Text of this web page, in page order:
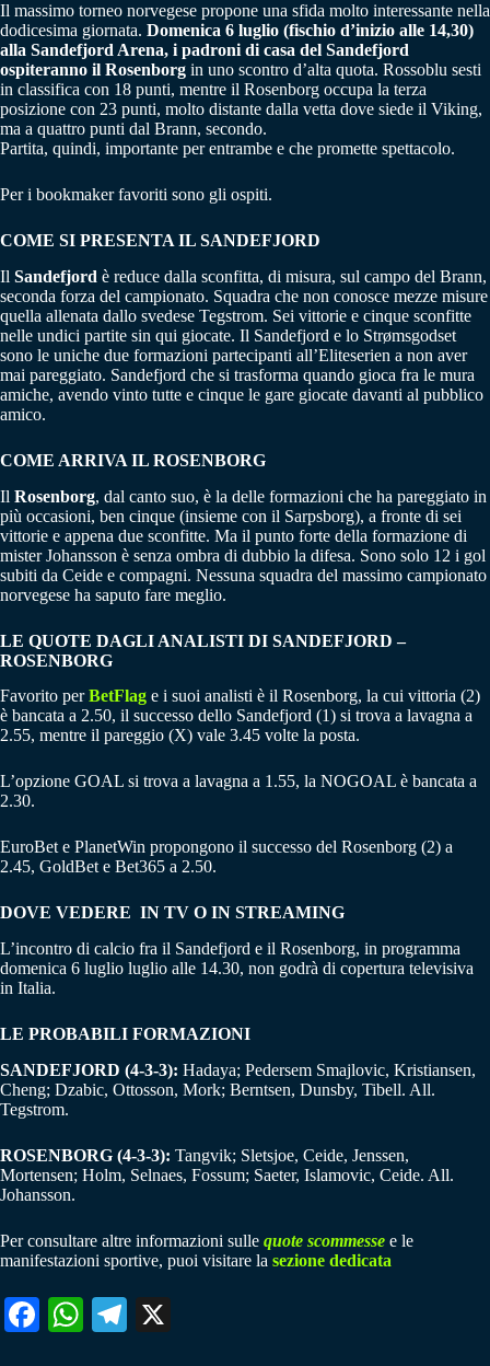
Il massimo torneo norvegese propone una sfida molto interessante nella
dodicesima giornata. Domenica 6 luglio (fischio d’inizio alle 14,30)
alla Sandefjord Arena, i padroni di casa del Sandefjord
ospiteranno il Rosenborg in uno scontro d’alta quota. Rossoblu sesti
in classifica con 18 punti, mentre il Rosenborg occupa la terza
posizione con 23 punti, molto distante dalla vetta dove siede il Viking,
ma a quattro punti dal Brann, secondo.
Partita, quindi, importante per entrambe e che promette spettacolo.
Per i bookmaker favoriti sono gli ospiti.
COME SI PRESENTA IL SANDEFJORD
Il Sandefjord è reduce dalla sconfitta, di misura, sul campo del Brann,
seconda forza del campionato. Squadra che non conosce mezze misure
quella allenata dallo svedese Tegstrom. Sei vittorie e cinque sconfitte
nelle undici partite sin qui giocate. Il Sandefjord e lo Strømsgodset
sono le uniche due formazioni partecipanti all’Eliteserien a non aver
mai pareggiato. Sandefjord che si trasforma quando gioca fra le mura
amiche, avendo vinto tutte e cinque le gare giocate davanti al pubblico
amico.
COME ARRIVA IL ROSENBORG
Il Rosenborg, dal canto suo, è la delle formazioni che ha pareggiato in
più occasioni, ben cinque (insieme con il Sarpsborg), a fronte di sei
vittorie e appena due sconfitte. Ma il punto forte della formazione di
mister Johansson è senza ombra di dubbio la difesa. Sono solo 12 i gol
subiti da Ceide e compagni. Nessuna squadra del massimo campionato
norvegese ha saputo fare meglio.
LE QUOTE DAGLI ANALISTI DI SANDEFJORD–
ROSENBORG
Favorito perBetFlag e i suoi analisti è il Rosenborg, la cui vittoria (2)
è bancata a 2.50, il successo dello Sandefjord (1) si trova a lavagna a
2.55, mentre il pareggio (X) vale 3.45 volte la posta.
L’opzione GOAL si trova a lavagna a 1.55, la NOGOAL è bancata a
2.30.
EuroBet e PlanetWin propongono il successo del Rosenborg (2) a
2.45, GoldBet e Bet365 a 2.50.
DOVE VEDERE IN TV O IN STREAMING
L’incontro di calcio fra il Sandefjord e il Rosenborg, in programma
domenica 6 luglio luglio alle 14.30, non godrà di copertura televisiva
in Italia.
LE PROBABILI FORMAZIONI
SANDEFJORD (4-3-3): Hadaya; Pedersem Smajlovic, Kristiansen,
Cheng; Dzabic, Ottosson, Mork; Berntsen, Dunsby, Tibell. All.
Tegstrom.
ROSENBORG (4-3-3): Tangvik; Sletsjoe, Ceide, Jenssen,
Mortensen; Holm, Selnaes, Fossum; Saeter, Islamovic, Ceide. All.
Johansson.
Per consultare altre informazioni sulle quote scommesse e le
manifestazioni sportive, puoi visitare la sezione dedicata
Fa W
Te